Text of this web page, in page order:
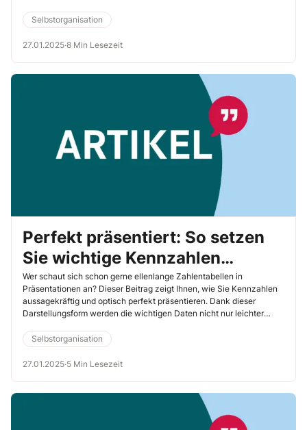
integrieren lassen.
Selbstorganisation
27.01.2025·8 Min Lesezeit
Perfekt präsentiert: So setzen
Sie wichtige Kennzahlen
aussagekräftig in Szene
Wer schaut sich schon gerne ellenlange Zahlentabellen in
Präsentationen an? Dieser Beitrag zeigt Ihnen, wie Sie Kennzahlen
aussagekräftig und optisch perfekt präsentieren. Dank dieser
Darstellungsform werden die wichtigen Daten nicht nur leichter
Selbstorganisation
27.01.2025·5 Min Lesezeit